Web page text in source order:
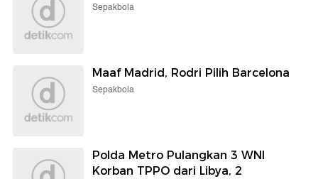
Sepakbola
Maaf Madrid, Rodri Pilih Barcelona
Sepakbola
Polda Metro Pulangkan 3 WNI
Korban TPPO dari Libya, 2